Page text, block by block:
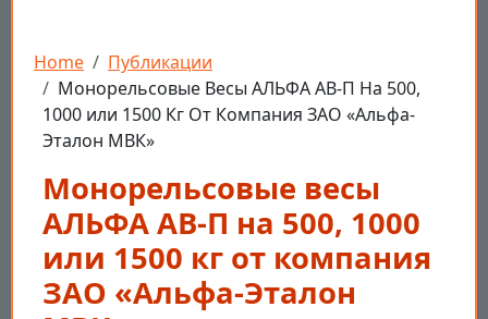
Строка навигации
Home
Публикации
Монорельсовые Весы АЛЬФА АВ-П На 500,
1000 или 1500 Кг От Компания ЗАО «Альфа-
Эталон МВК»
Монорельсовые весы
АЛЬФА АВ-П на 500, 1000
или 1500 кг от компания
ЗАО «Альфа-Эталон